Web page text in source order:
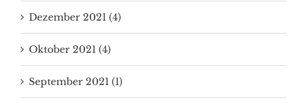
Dezember 2021 (4)
Oktober 2021 (4)
September 2021 (1)